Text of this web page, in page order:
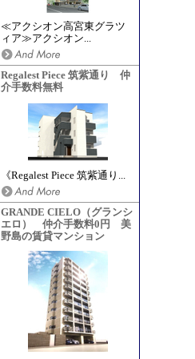
≪アクシオン高宮東グラツ
ィア≫アクシオン...
Regalest Piece 筑紫通り 仲
介手数料無料
《Regalest Piece 筑紫通り...
GRANDE CIELO（グランシ
エロ） 仲介手数料0円 美
野島の賃貸マンション